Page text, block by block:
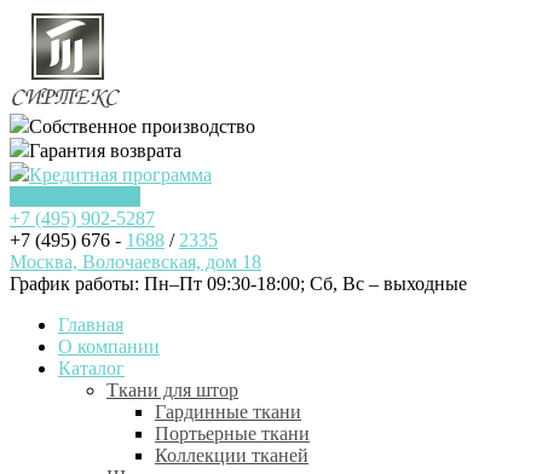
Собственное производство
Гарантия возврата
Кредитная программа
+7 (495) 902-5287
+7 (495) 676 - 1688 / 2335
Москва, Волочаевская, дом 18
График работы: Пн–Пт 09:30-18:00; Cб, Вс – выходные
Главная
О компании
Каталог
Ткани для штор
Гардинные ткани
Портьерные ткани
Коллекции тканей